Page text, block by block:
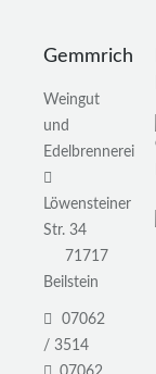
Gemmrich
Weingut
und
Edelbrennerei
Löwensteiner
Str. 34
71717
Beilstein
07062
/ 3514